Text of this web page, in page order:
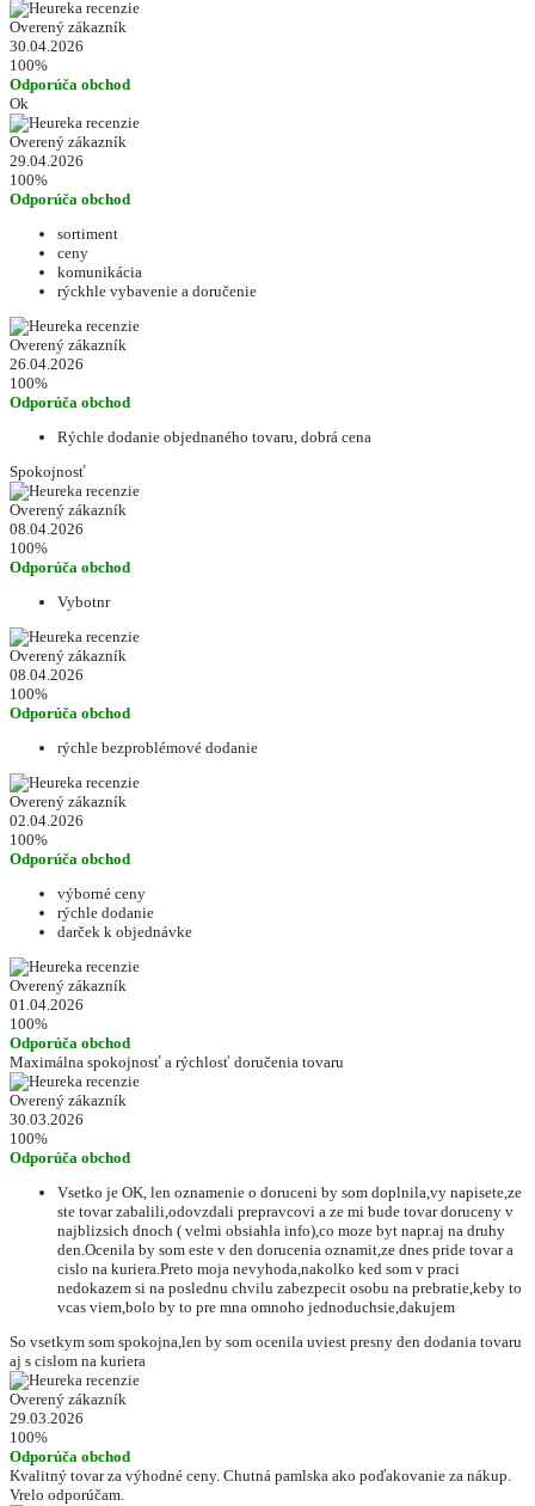
Overený zákazník
30.04.2026
100%
Odporúča obchod
Ok
Overený zákazník
29.04.2026
100%
Odporúča obchod
sortiment
ceny
komunikácia
rýckhle vybavenie a doručenie
Overený zákazník
26.04.2026
100%
Odporúča obchod
Rýchle dodanie objednaného tovaru, dobrá cena
Spokojnosť
Overený zákazník
08.04.2026
100%
Odporúča obchod
Vybotnr
Overený zákazník
08.04.2026
100%
Odporúča obchod
rýchle bezproblémové dodanie
Overený zákazník
02.04.2026
100%
Odporúča obchod
výborné ceny
rýchle dodanie
darček k objednávke
Overený zákazník
01.04.2026
100%
Odporúča obchod
Maximálna spokojnosť a rýchlosť doručenia tovaru
Overený zákazník
30.03.2026
100%
Odporúča obchod
Vsetko je OK, len oznamenie o doruceni by som doplnila,vy napisete,ze
ste tovar zabalili,odovzdali prepravcovi a ze mi bude tovar doruceny v
najblizsich dnoch ( velmi obsiahla info),co moze byt napr.aj na druhy
den.Ocenila by som este v den dorucenia oznamit,ze dnes pride tovar a
cislo na kuriera.Preto moja nevyhoda,nakolko ked som v praci
nedokazem si na poslednu chvilu zabezpecit osobu na prebratie,keby to
vcas viem,bolo by to pre mna omnoho jednoduchsie,dakujem
So vsetkym som spokojna,len by som ocenila uviest presny den dodania tovaru
aj s cislom na kuriera
Overený zákazník
29.03.2026
100%
Odporúča obchod
Kvalitný tovar za výhodné ceny. Chutná pamlska ako poďakovanie za nákup.
Vrelo odporúčam.